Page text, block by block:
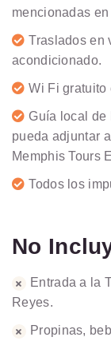
mencionadas
Traslados en
acondicionado.
Wi Fi gratuito
Guía local de
pueda adjuntar
Memphis Tours
Todos los
No
Entrada a la
Reyes.
Propinas,